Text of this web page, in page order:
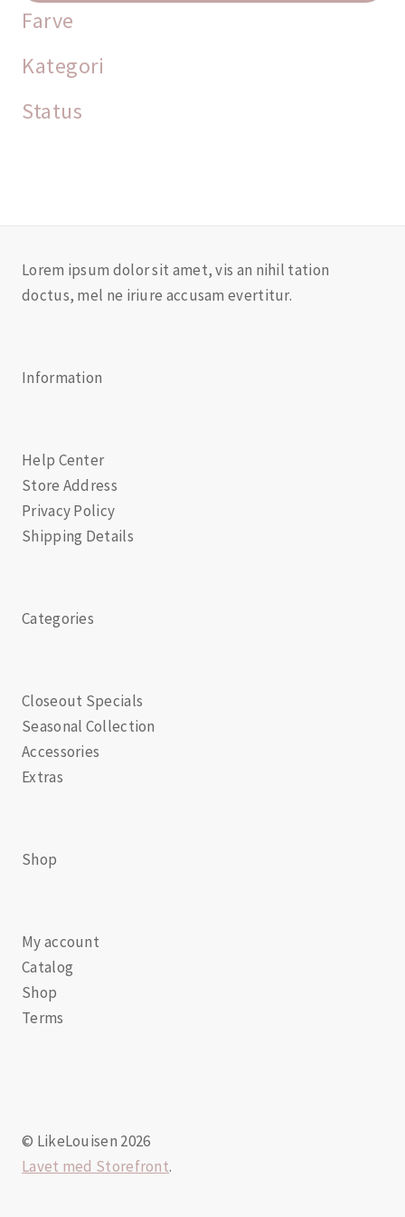
Farve
Kategori
Status
Lorem ipsum dolor sit amet, vis an nihil tation
doctus, mel ne iriure accusam evertitur.
Information
Help Center
Store Address
Privacy Policy
Shipping Details
Categories
Closeout Specials
Seasonal Collection
Accessories
Extras
Shop
My account
Catalog
Shop
Terms
© LikeLouisen 2026
Lavet med Storefront.